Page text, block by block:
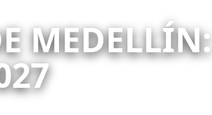
MEDELLÍN: